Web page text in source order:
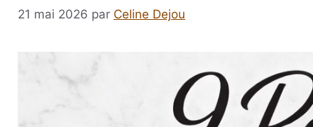
21 mai 2026 par Celine Dejou